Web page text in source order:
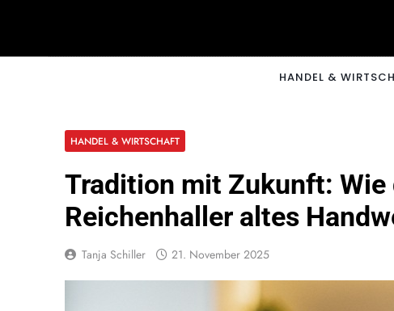
HANDEL &
HANDEL & WIRTSCHAFT
Tradition mit Zukunft: Wie
Reichenhaller altes
Tanja Schiller 21. November 2025